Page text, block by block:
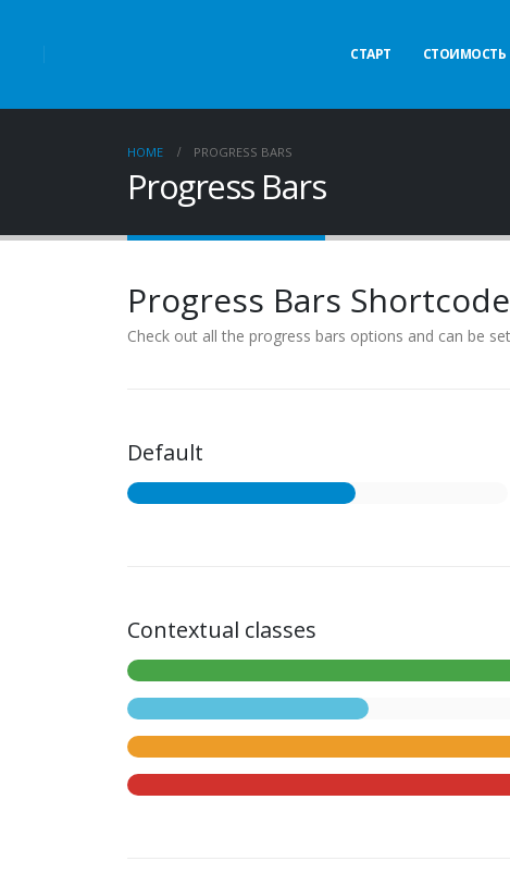
СТАРТ СТОИМОСТЬ
HOME PROGRESS BARS
Progress Bars
Progress Bars
Check out all the progress bars options and can be
Default
Contextual classes